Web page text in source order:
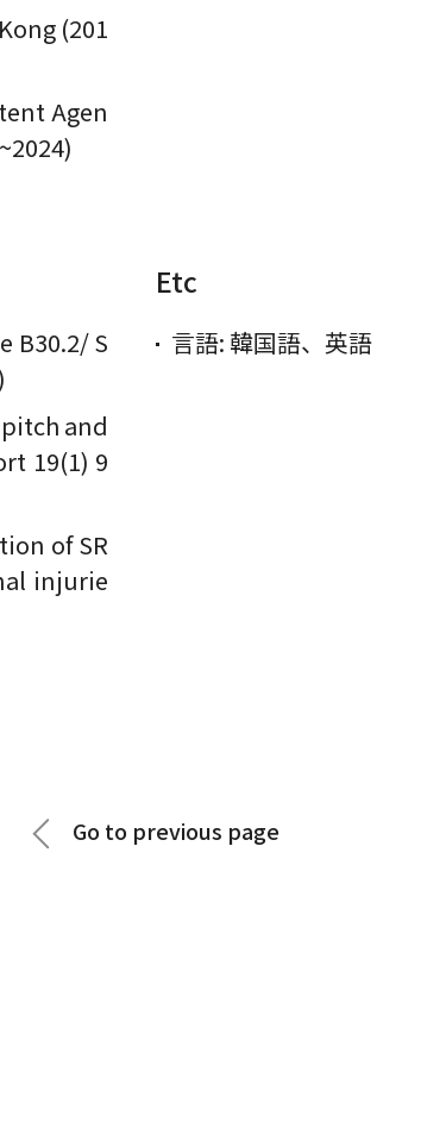
(201
Agen
B30.2/ S
and
19(1) 9
of SR
injurie
Etc
言語: 韓国語、英語
Go to previous page